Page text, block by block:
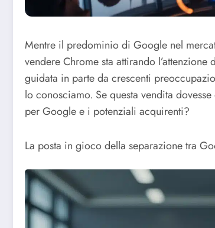
Mentre il predominio di Google nel
vendere Chrome sta attirando
guidata in parte da crescenti
lo conosciamo. Se questa vendita
per Google e i potenziali acquirenti?
La posta in gioco della separazione tra